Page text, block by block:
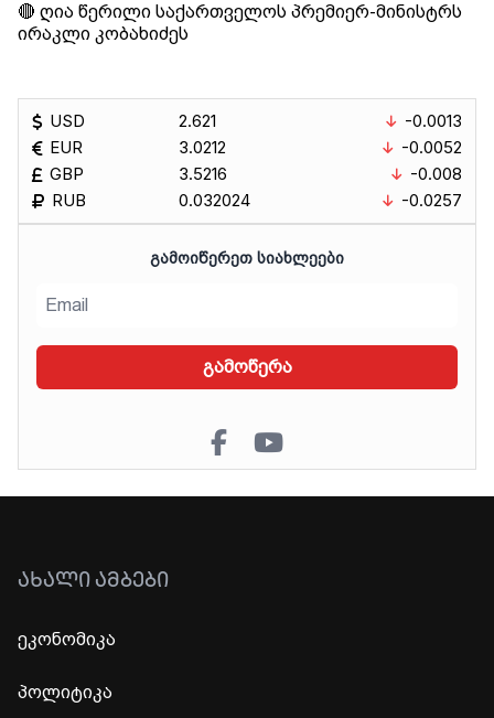
🔴 ღია წერილი საქართველოს პრემიერ-მინისტრს
ირაკლი კობახიძეს
USD
EUR
GBP
RUB
2.621
3.0212
3.5216
0.032024
-0.0013
-0.0052
-0.008
-0.0257
ᲒᲐᲛᲝᲘᲬᲔᲠᲔᲗ ᲡᲘᲐᲮᲚᲔᲔᲑᲘ
გამოწერა
ᲐᲮᲐᲚᲘ ᲐᲛᲑᲔᲑᲘ
ეკონომიკა
პოლიტიკა